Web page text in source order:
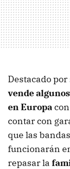
Destacado
vende
en Europa
contar con
que las
funcionarán
repasar la